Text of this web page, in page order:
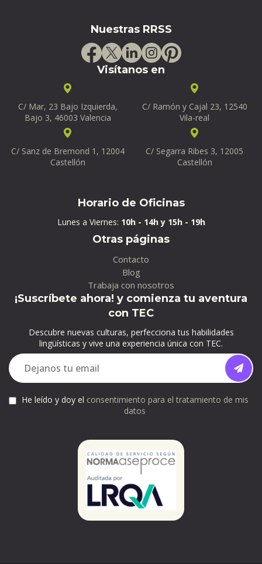
Nuestras RRSS
Visítanos en
C/ Mar, 23 Bajo Izquierda,
Bajo 3, 46003 Valencia
C/ Ramón y Cajal 23, 12540
Vila-real
C/ Sanz de Bremond 1, 12004
Castellón
C/ Segarra Ribes 3, 12005
Castellón
Horario de Oficinas
Lunes a Viernes: 10h - 14h y 15h - 19h
Otras páginas
Contacto
Blog
Trabaja con nosotros
¡Suscríbete ahora! y comienza tu aventura
con TEC
Descubre nuevas culturas, perfecciona tus habilidades
lingüísticas y vive una experiencia única con TEC.
He leído y doy el consentimiento para el tratamiento de mis
datos